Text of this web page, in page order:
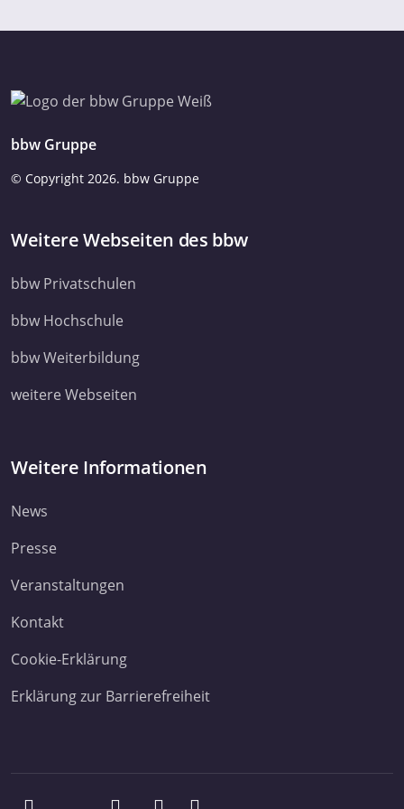
bbw Gruppe
© Copyright 2026. bbw Gruppe
Weitere Webseiten des bbw
bbw Privatschulen
bbw Hochschule
bbw Weiterbildung
weitere Webseiten
Weitere Informationen
News
Presse
Veranstaltungen
Kontakt
Cookie-Erklärung
Erklärung zur Barrierefreiheit